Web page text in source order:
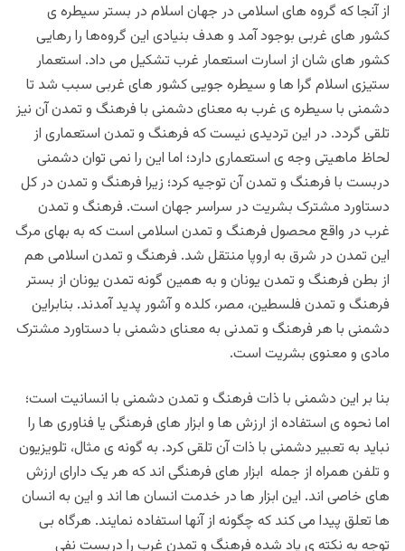
از آنجا که گروه های اسلامی در جهان اسلام در بستر سیطره ی
کشور های غربی بوجود آمد و هدف بنیادی این گروه‌ها را رهایی
کشور های شان از اسارت استعمار غرب تشکیل می داد. استعمار
ستیزی اسلام گرا ها و سیطره جویی کشور های غربی سبب شد تا
دشمنی با سیطره ی غرب به معنای دشمنی با فرهنگ و تمدن آن نیز
تلقی گردد. در این تردیدی نیست که فرهنگ و تمدن استعماری از
لحاظ ماهیتی وجه ی استعماری دارد؛ اما این را نمی توان دشمنی
دربست با فرهنگ و تمدن آن توجیه کرد؛ زیرا فرهنگ و تمدن در کل
دستاورد مشترک بشریت در سراسر جهان است. فرهنگ و تمدن
غرب در واقع محصول فرهنگ و تمدن اسلامی است که به بهای مرگ
این تمدن در شرق به اروپا منتقل شد. فرهنگ و تمدن اسلامی هم
از بطن فرهنگ و تمدن یونان و به همین گونه تمدن یونان از بستر
فرهنگ و تمدن فلسطین، مصر، کلده و آشور پدید آمدند. بنابراین
دشمنی با هر فرهنگ و تمدنی به معنای دشمنی با دستاورد مشترک
مادی و معنوی بشریت است.
بنا بر این دشمنی با ذات فرهنگ و تمدن دشمنی با انسانیت است؛
اما نحوه ی استفاده از ارزش ها و ابزار های فرهنگی یا فناوری ها را
نباید به تعبیر دشمنی با ذات آن تلقی کرد. به گونه ی مثال، تلویزیون
و تلفن همراه از جمله ابزار های فرهنگی اند که هر یک دارای ارزش
های خاصی اند. این ابزار ها در خدمت انسان ها اند و این به انسان
ها تعلق پیدا می کند که چگونه از آنها استفاده نمایند. هرگاه بی
توجه به نکته ی یاد شده فرهنگ و تمدن غرب را دربست نفی